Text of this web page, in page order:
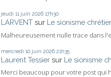
jeudi 11 juin 2026 17h30
LARVENT sur Le sionisme
Malheureusement nulle trace dans
mercredi 10 juin 2026 21h35
Laurent Tessier sur Le sionisme
Merci beaucoup pour votre post qui